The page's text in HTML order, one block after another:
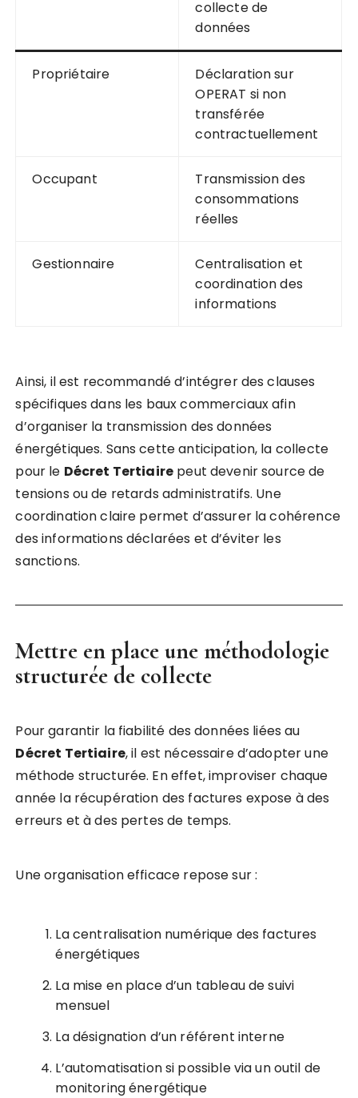
collecte de
données
Propriétaire
Déclaration sur
OPERAT si non
transférée
contractuellement
Occupant
Transmission des
consommations
réelles
Gestionnaire
Centralisation et
coordination des
informations
Ainsi, il est recommandé d’intégrer des clauses
spécifiques dans les baux commerciaux afin
d’organiser la transmission des données
énergétiques. Sans cette anticipation, la collecte
pour le Décret Tertiaire peut devenir source de
tensions ou de retards administratifs. Une
coordination claire permet d’assurer la cohérence
des informations déclarées et d’éviter les
sanctions.
Mettre en place une méthodologie
structurée de collecte
Pour garantir la fiabilité des données liées au
Décret Tertiaire, il est nécessaire d’adopter une
méthode structurée. En effet, improviser chaque
année la récupération des factures expose à des
erreurs et à des pertes de temps.
Une organisation efficace repose sur :
La centralisation numérique des factures
énergétiques
La mise en place d’un tableau de suivi
mensuel
La désignation d’un référent interne
L’automatisation si possible via un outil de
monitoring énergétique